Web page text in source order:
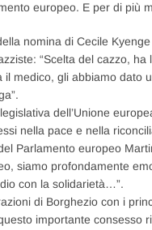
europeo. E per di più
nomina di Cecile
“Scelta del cazzo,
medico, gli abbiamo dato
dell’Unione
nella pace e nella
Parlamento europeo
siamo profondamente
con la solidarietà…”.
di Borghezio con i
importante consesso